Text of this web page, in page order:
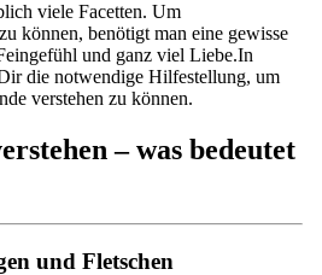
viele Facetten. Um
können, benötigt man eine gewisse
und ganz viel Liebe.In
die notwendige Hilfestellung, um
verstehen zu können.
– was bedeutet
und Fletschen